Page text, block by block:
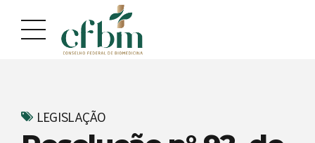
conteúdo
navegação
LEGISLAÇÃO